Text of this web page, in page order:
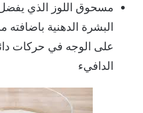
مسحوق اللوز الذي يفضل
البشرة الدهنية
على الوجه في حركات
الدافيء